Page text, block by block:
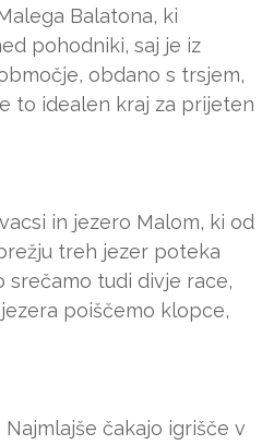
Balatona, ki
pohodniki, saj je iz
obdano s trsjem,
to idealen kraj za prijeten
in jezero Malom, ki od
treh jezer poteka
srečamo tudi divje race,
poiščemo klopce,
čakajo igrišče v